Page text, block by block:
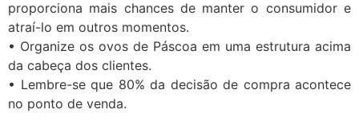
proporciona mais chances de manter o consumidor e
atraí-lo em outros momentos.
• Organize os ovos de Páscoa em uma estrutura acima
da cabeça dos clientes.
• Lembre-se que 80% da decisão de compra acontece
no ponto de venda.